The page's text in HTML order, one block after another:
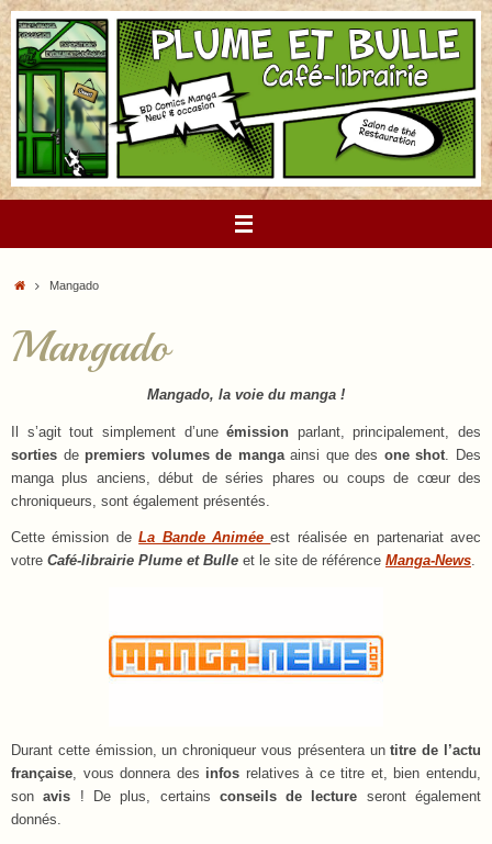
Passer
au
contenu
AccueilMangado
Mangado
Mangado, la voie du manga !
Il s’agit tout simplement d’uneémission parlant, principalement, des
sorties de premiers volumes de mangaainsi que des one shot . Des
manga plus anciens, début de séries phares ou coups de cœur des
chroniqueurs, sont également présentés.
Cette émission deLa Bande Animée est réalisée en partenariat avec
votre Café-librairie Plume et Bulle et le site de référence Manga-News.
Durant cette émission, un chroniqueur vous présentera untitre de l’actu
française, vous donnera des infos relatives à ce titre et, bien entendu,
son avis ! De plus, certains conseils de lecture seront également
donnés.